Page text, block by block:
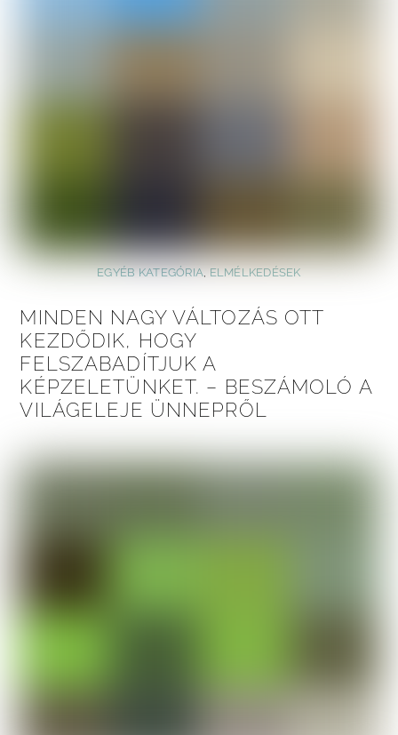
EGYÉB KATEGÓRIA, ELMÉLKEDÉSEK
MINDEN NAGY VÁLTOZÁS OTT
KEZDŐDIK, HOGY
FELSZABADÍTJUK A
KÉPZELETÜNKET. – BESZÁMOLÓ A
VILÁGELEJE ÜNNEPRŐL